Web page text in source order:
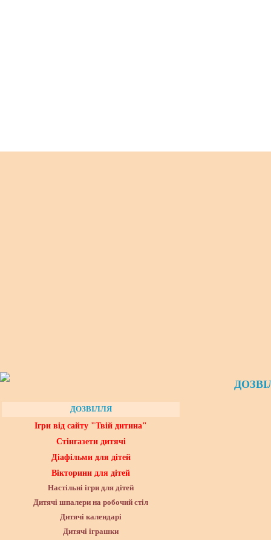
ДОЗВІЛЛЯ
Ігри від сайту "Твій дитина"
Стінгазети дитячі
Діафільми для дітей
Вікторини для дітей
Настільні ігри для дітей
Дитячі шпалери на робочий стіл
Дитячі календарі
Дитячі іграшки